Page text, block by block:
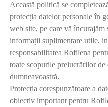
Această politică se
protecția datelor personale în
web site, pe care vă încurajăm
informații suplimentare utile,
responsabilitatea Rofilena
toate scopurile prelucrărilor
dumneavoastră.
Protecția corespunzătoare a
obiectiv important pentru